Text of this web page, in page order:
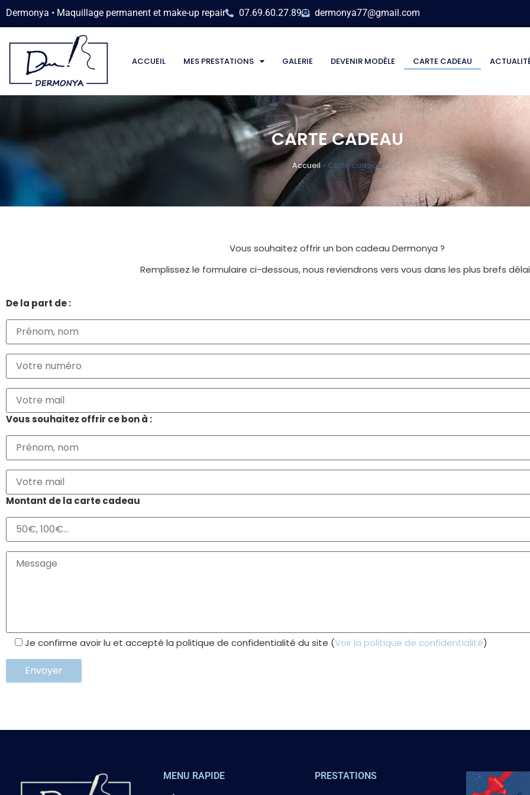
Dermonya • Maquillage permanent et make-up repair 07.69.60.27.89 dermonya77@gmail.com
ACCUEIL MES PRESTATIONS GALERIE DEVENIR MODÈLE CARTE CADEAU
CARTE CADEAU
Accueil » Carte cadeau
Vous souhaitez offrir un bon cadeau Dermonya ?
Remplissez le formulaire ci-dessous, nous reviendrons vers vous dans les plus brefs
De la part de :
Téléphone
Mail
Vous souhaitez offrir ce bon à :
Mail
Montant de la carte cadeau
Je confirme avoir lu et accepté la politique de confidentialité du site (Voir la politique de confidentialité)
MENU RAPIDE
PRESTATIONS